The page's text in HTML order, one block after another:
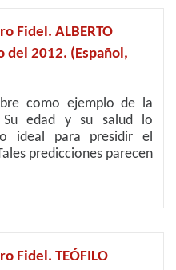
Fidel. ALBERTO
del 2012. (Español,
como ejemplo de la
Su edad y su salud lo
ideal para presidir el
predicciones parecen
Fidel. TEÓFILO